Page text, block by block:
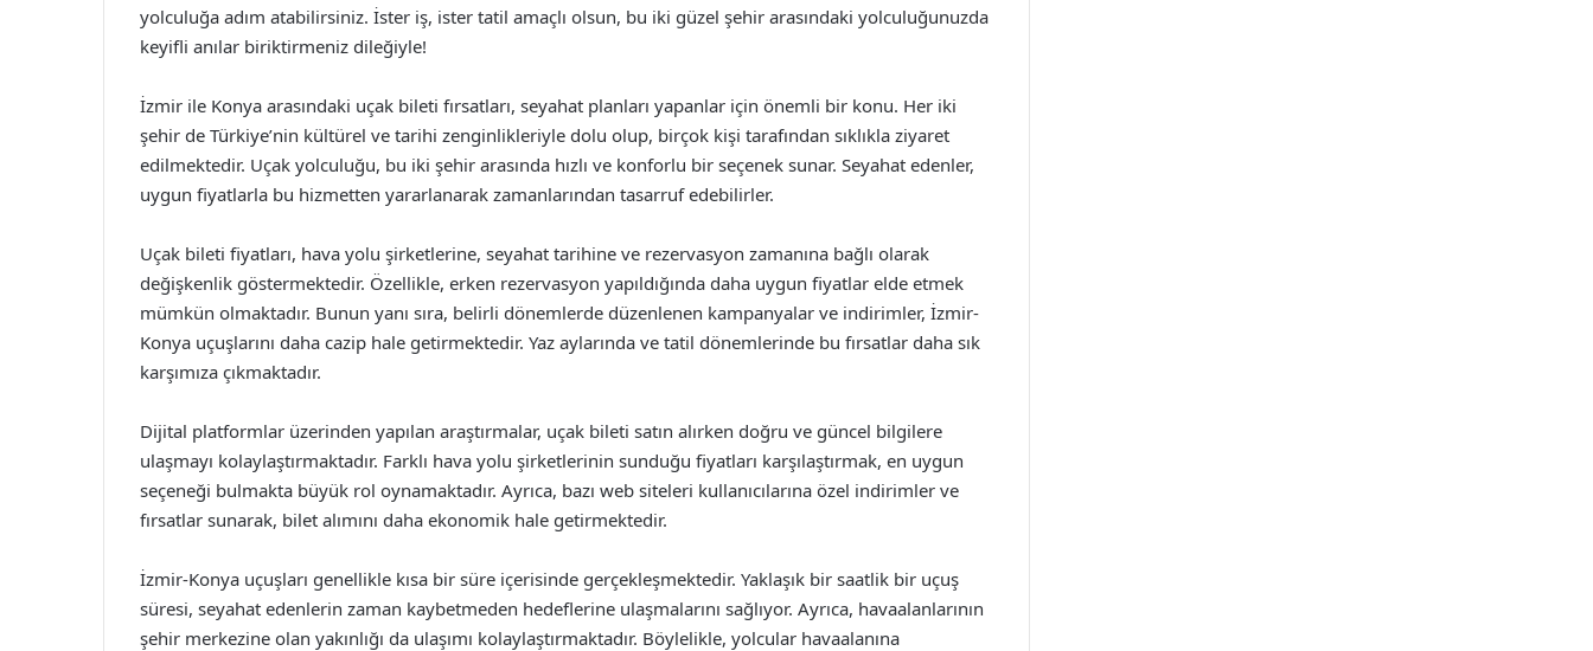
yolculuğa adım atabilirsiniz. İster iş, ister tatil amaçlı olsun, bu iki güzel şehir arasındaki yolculuğunuzda
keyifli anılar biriktirmeniz dileğiyle!
İzmir ile Konya arasındaki uçak bileti fırsatları, seyahat planları yapanlar için önemli bir konu. Her iki
şehir de Türkiye’nin kültürel ve tarihi zenginlikleriyle dolu olup, birçok kişi tarafından sıklıkla ziyaret
edilmektedir. Uçak yolculuğu, bu iki şehir arasında hızlı ve konforlu bir seçenek sunar. Seyahat edenler,
uygun fiyatlarla bu hizmetten yararlanarak zamanlarından tasarruf edebilirler.
Uçak bileti fiyatları, hava yolu şirketlerine, seyahat tarihine ve rezervasyon zamanına bağlı olarak
değişkenlik göstermektedir. Özellikle, erken rezervasyon yapıldığında daha uygun fiyatlar elde etmek
mümkün olmaktadır. Bunun yanı sıra, belirli dönemlerde düzenlenen kampanyalar ve indirimler, İzmir-
Konya uçuşlarını daha cazip hale getirmektedir. Yaz aylarında ve tatil dönemlerinde bu fırsatlar daha sık
karşımıza çıkmaktadır.
Dijital platformlar üzerinden yapılan araştırmalar, uçak bileti satın alırken doğru ve güncel bilgilere
ulaşmayı kolaylaştırmaktadır. Farklı hava yolu şirketlerinin sunduğu fiyatları karşılaştırmak, en uygun
seçeneği bulmakta büyük rol oynamaktadır. Ayrıca, bazı web siteleri kullanıcılarına özel indirimler ve
fırsatlar sunarak, bilet alımını daha ekonomik hale getirmektedir.
İzmir-Konya uçuşları genellikle kısa bir süre içerisinde gerçekleşmektedir. Yaklaşık bir saatlik bir uçuş
süresi, seyahat edenlerin zaman kaybetmeden hedeflerine ulaşmalarını sağlıyor. Ayrıca, havaalanlarının
şehir merkezine olan yakınlığı da ulaşımı kolaylaştırmaktadır. Böylelikle, yolcular havaalanına